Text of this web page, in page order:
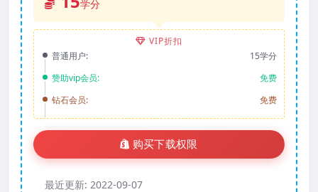
学分
VIP折扣
普通用户:
15学分
赞助vip会员:
免费
钻石会员:
免费
购买下载权限
最近更新: 2022-09-07